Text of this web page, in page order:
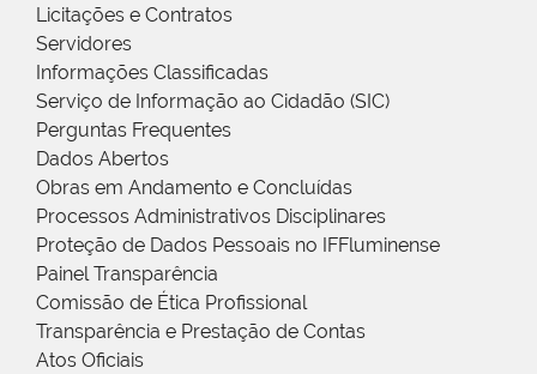
Licitações e Contratos
Servidores
Informações Classificadas
Serviço de Informação ao Cidadão (SIC)
Perguntas Frequentes
Dados Abertos
Obras em Andamento e Concluídas
Processos Administrativos Disciplinares
Proteção de Dados Pessoais no IFFluminense
Painel Transparência
Comissão de Ética Profissional
Transparência e Prestação de Contas
Atos Oficiais